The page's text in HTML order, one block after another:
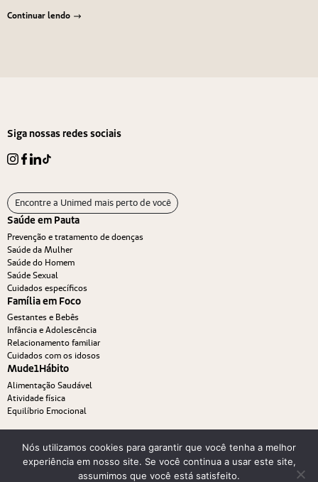
Continuar lendo
Siga nossas redes sociais
Encontre a Unimed mais perto de você
Saúde em Pauta
Prevenção e tratamento de doenças
Saúde da Mulher
Saúde do Homem
Saúde Sexual
Cuidados específicos
Família em Foco
Gestantes e Bebês
Infância e Adolescência
Relacionamento familiar
Cuidados com os idosos
Mude1Hábito
Alimentação Saudável
Atividade física
Equilíbrio Emocional
Nós utilizamos cookies para garantir que você tenha a melhor
experiência em nosso site. Se você continua a usar este site,
assumimos que você está satisfeito.